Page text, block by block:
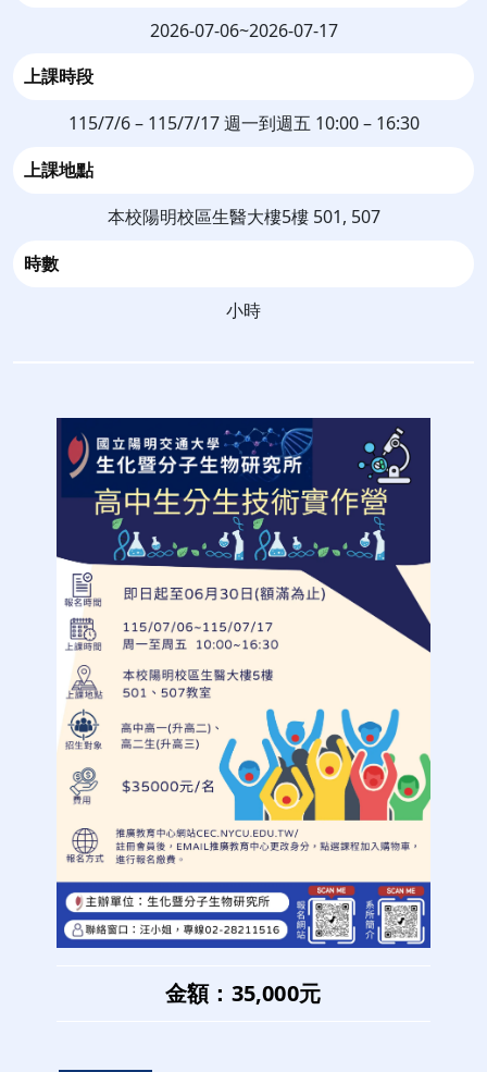
2026-07-06~2026-07-17
上課時段
115/7/6 – 115/7/17 週一到週五 10:00 – 16:30
上課地點
本校陽明校區生醫大樓5樓 501, 507
時數
小時
金額：35,000元